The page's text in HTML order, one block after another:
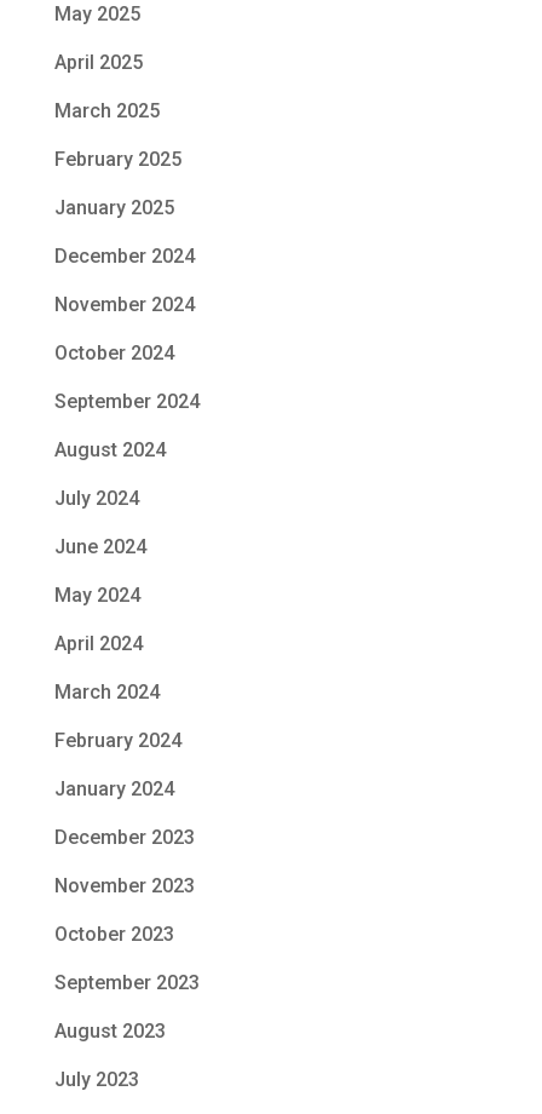
May 2025
April 2025
March 2025
February 2025
January 2025
December 2024
November 2024
October 2024
September 2024
August 2024
July 2024
June 2024
May 2024
April 2024
March 2024
February 2024
January 2024
December 2023
November 2023
October 2023
September 2023
August 2023
July 2023